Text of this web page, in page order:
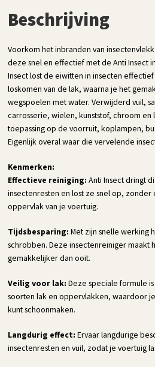
Beschrijving
Voorkom het inbranden van
deze snel en effectief met de Anti Insect
Insect lost de eiwitten in insecten
loskomen van de lak, waarna je het
wegspoelen met water. Verwijderd vuil,
carrosserie, wielen, kunststof, chroom en
toepassing op de voorruit, koplampen,
Eigenlijk overal waar die vervelende
Kenmerken:
Effectieve reiniging: Anti Insect dringt
insectenresten en lost ze snel op, zonder
oppervlak van je voertuig.
Tijdsbesparing: Met zijn snelle werking
schrobben. Deze insectenreiniger maakt
gemakkelijker dan ooit.
Veilig voor lak: Deze speciale formule
soorten lak en oppervlakken, waardoor
kunt schoonmaken.
Langdurig effect: Ervaar langdurige
insectenresten en vuil, zodat je voertuig